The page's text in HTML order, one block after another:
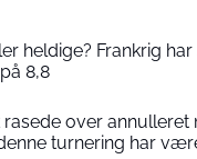
heldige? Frankrig
8,8
over annulleret
turnering har